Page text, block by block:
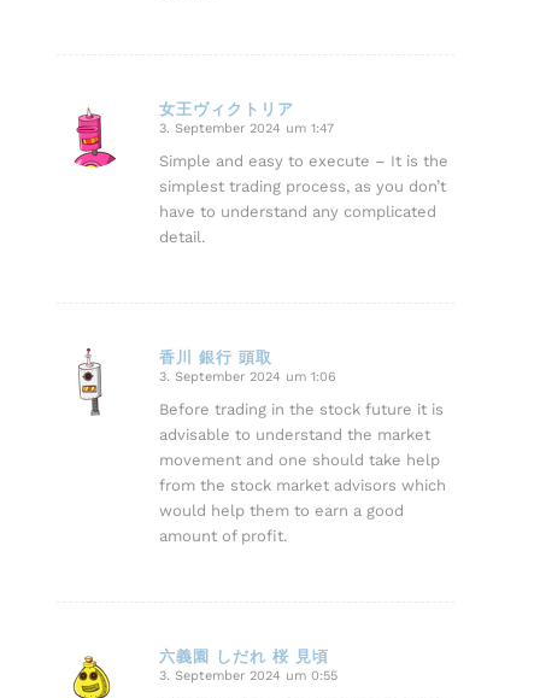
女王ヴィクトリア
sagte:
3. September 2024 um 1:47
Simple and easy to execute – It is the
simplest trading process, as you don’t
have to understand any complicated
detail.
香川 銀行 頭取
sagte:
3. September 2024 um 1:06
Before trading in the stock future it is
advisable to understand the market
movement and one should take help
from the stock market advisors which
would help them to earn a good
amount of profit.
六義園 しだれ 桜 見頃
sagte:
3. September 2024 um 0:55